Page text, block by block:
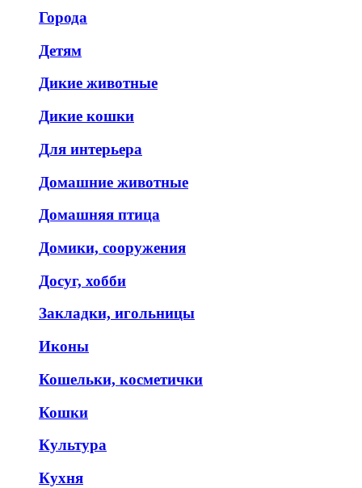
Города
Детям
Дикие животные
Дикие кошки
Для интерьера
Домашние животные
Домашняя птица
Домики, сооружения
Досуг, хобби
Закладки, игольницы
Иконы
Кошельки, косметички
Кошки
Культура
Кухня